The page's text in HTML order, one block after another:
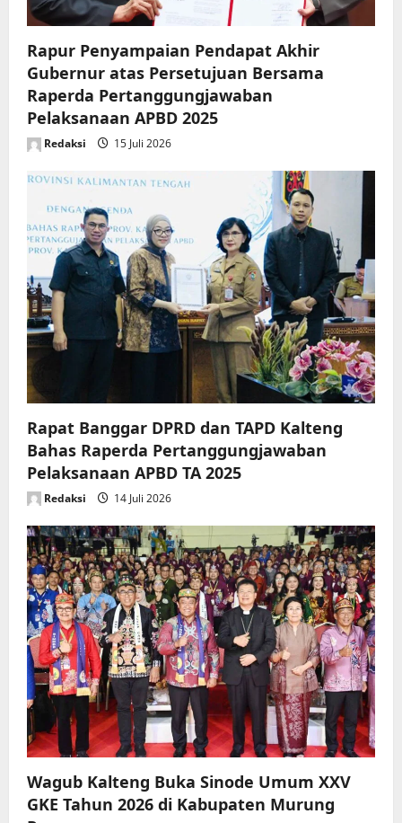
Rapur Penyampaian Pendapat Akhir
Gubernur atas Persetujuan Bersama
Raperda Pertanggungjawaban
Pelaksanaan APBD 2025
Redaksi 15 Juli 2026
Rapat Banggar DPRD dan TAPD Kalteng
Bahas Raperda Pertanggungjawaban
Pelaksanaan APBD TA 2025
Redaksi 14 Juli 2026
Wagub Kalteng Buka Sinode Umum XXV
GKE Tahun 2026 di Kabupaten Murung